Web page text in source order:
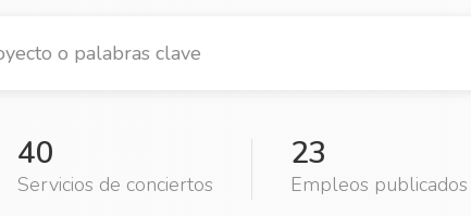
40
Servicios de conciertos
23
Empleos publicados